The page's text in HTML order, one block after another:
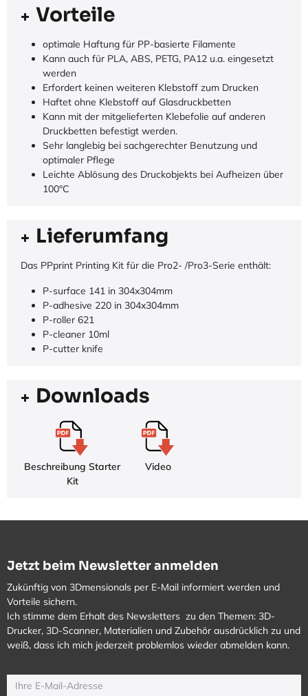
Vorteile
optimale Haftung für PP-basierte Filamente
Kann auch für PLA, ABS, PETG, PA12 u.a. eingesetzt
werden
Erfordert keinen weiteren Klebstoff zum Drucken
Haftet ohne Klebstoff auf Glasdruckbetten
Kann mit der mitgelieferten Klebefolie auf anderen
Druckbetten befestigt werden.
Sehr langlebig bei sachgerechter Benutzung und
optimaler Pflege
Leichte Ablösung des Druckobjekts bei Aufheizen über
100°C
Lieferumfang
Das PPprint Printing Kit für die Pro2- /Pro3-Serie enthält:
P-surface 141 in 304x304mm
P-adhesive 220 in 304x304mm
P-roller 621
P-cleaner 10ml
P-cutter knife
Downloads
Beschreibung Starter
Kit
Video
Jetzt beim Newsletter anmelden
Zukünftig von 3Dmensionals per E-Mail informiert werden und
Vorteile sichern.
Ich stimme dem Erhalt des Newsletters zu den Themen: 3D-
Drucker, 3D-Scanner, Materialien und Zubehör ausdrücklich zu und
weiß, dass ich mich jederzeit problemlos wieder abmelden kann.